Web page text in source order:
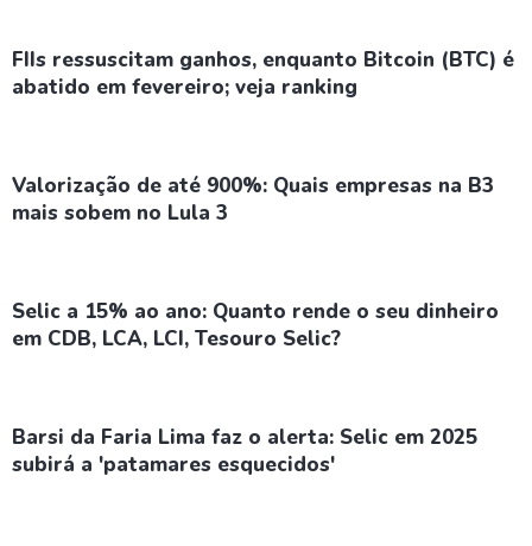
FIIs ressuscitam ganhos, enquanto Bitcoin (BTC) é
abatido em fevereiro; veja ranking
Valorização de até 900%: Quais empresas na B3
mais sobem no Lula 3
Selic a 15% ao ano: Quanto rende o seu dinheiro
em CDB, LCA, LCI, Tesouro Selic?
Barsi da Faria Lima faz o alerta: Selic em 2025
subirá a 'patamares esquecidos'